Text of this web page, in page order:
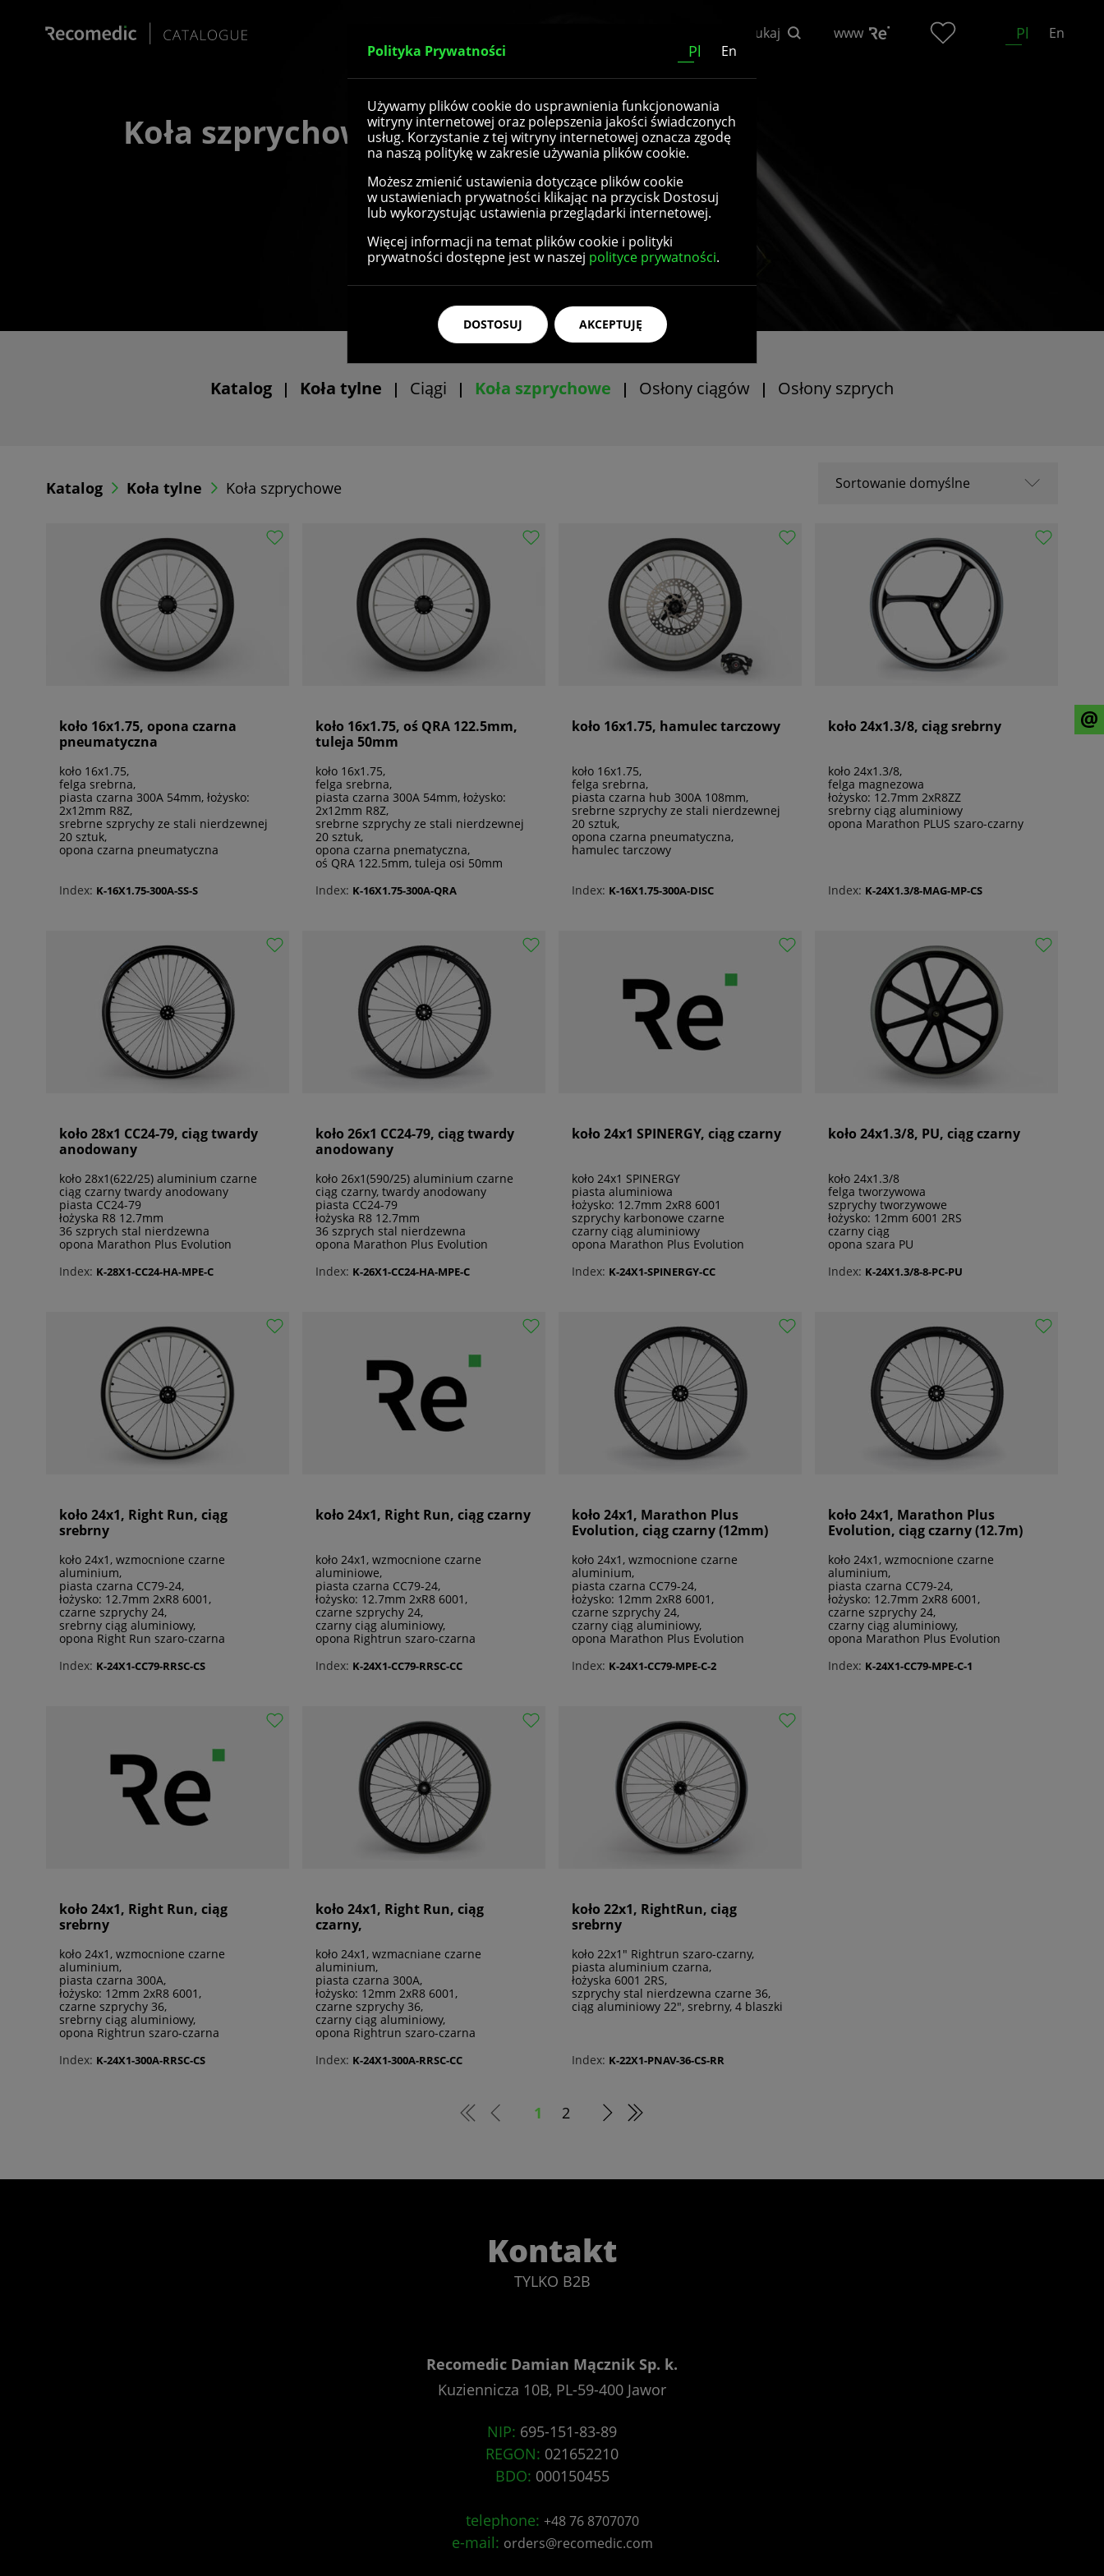
Szukaj www Pl En
Koła szprychowe
Katalog | Koła tylne | Ciągi | Koła szprychowe | Osłony ciągów | Osłony szprych
Katalog Koła tylne Koła szprychowe Sortowanie domyślne
Nazwa A-Z
Nazwa Z-A
Od popularnych
Od najnowszych
Od najstarszych
koło 16x1.75, opona czarna
pneumatyczna
koło 16x1.75,
felga srebrna,
piasta czarna 300A 54mm, łożysko:
2x12mm R8Z,
srebrne szprychy ze stali nierdzewnej
20 sztuk,
opona czarna pneumatyczna
Index: K-16X1.75-300A-SS-S
koło 16x1.75, oś QRA 122.5mm,
tuleja 50mm
koło 16x1.75,
felga srebrna,
piasta czarna 300A 54mm, łożysko:
2x12mm R8Z,
srebrne szprychy ze stali nierdzewnej
20 sztuk,
opona czarna pnematyczna,
oś QRA 122.5mm, tuleja osi 50mm
Index: K-16X1.75-300A-QRA
koło 16x1.75, hamulec tarczowy
koło 16x1.75,
felga srebrna,
piasta czarna hub 300A 108mm,
srebrne szprychy ze stali nierdzewnej
20 sztuk,
opona czarna pneumatyczna,
hamulec tarczowy
Index: K-16X1.75-300A-DISC
koło 24x1.3/8, ciąg srebrny
koło 24x1.3/8,
felga magnezowa
łożysko: 12.7mm 2xR8ZZ
srebrny ciąg aluminiowy
opona Marathon PLUS szaro-czarny
Index: K-24X1.3/8-MAG-MP-CS
koło 28x1 CC24-79, ciąg twardy
anodowany
koło 28x1(622/25) aluminium czarne
ciąg czarny twardy anodowany
piasta CC24-79
łożyska R8 12.7mm
36 szprych stal nierdzewna
opona Marathon Plus Evolution
Index: K-28X1-CC24-HA-MPE-C
koło 26x1 CC24-79, ciąg twardy
anodowany
koło 26x1(590/25) aluminium czarne
ciąg czarny, twardy anodowany
piasta CC24-79
łożyska R8 12.7mm
36 szprych stal nierdzewna
opona Marathon Plus Evolution
Index: K-26X1-CC24-HA-MPE-C
koło 24x1 SPINERGY, ciąg czarny
koło 24x1 SPINERGY
piasta aluminiowa
łożysko: 12.7mm 2xR8 6001
szprychy karbonowe czarne
czarny ciąg aluminiowy
opona Marathon Plus Evolution
Index: K-24X1-SPINERGY-CC
koło 24x1.3/8, PU, ciąg czarny
koło 24x1.3/8
felga tworzywowa
szprychy tworzywowe
łożysko: 12mm 6001 2RS
czarny ciąg
opona szara PU
Index: K-24X1.3/8-8-PC-PU
koło 24x1, Right Run, ciąg
srebrny
koło 24x1, wzmocnione czarne
aluminium,
piasta czarna CC79-24,
łożysko: 12.7mm 2xR8 6001,
czarne szprychy 24,
srebrny ciąg aluminiowy,
opona Right Run szaro-czarna
Index: K-24X1-CC79-RRSC-CS
koło 24x1, Right Run, ciąg czarny
koło 24x1, wzmocnione czarne
aluminiowe,
piasta czarna CC79-24,
łożysko: 12.7mm 2xR8 6001,
czarne szprychy 24,
czarny ciąg aluminiowy,
opona Rightrun szaro-czarna
Index: K-24X1-CC79-RRSC-CC
koło 24x1, Marathon Plus
Evolution, ciąg czarny (12mm)
koło 24x1, wzmocnione czarne
aluminium,
piasta czarna CC79-24,
łożysko: 12mm 2xR8 6001,
czarne szprychy 24,
czarny ciąg aluminiowy,
opona Marathon Plus Evolution
Index: K-24X1-CC79-MPE-C-2
koło 24x1, Marathon Plus
Evolution, ciąg czarny (12.7m)
koło 24x1, wzmocnione czarne
aluminium,
piasta czarna CC79-24,
łożysko: 12.7mm 2xR8 6001,
czarne szprychy 24,
czarny ciąg aluminiowy,
opona Marathon Plus Evolution
Index: K-24X1-CC79-MPE-C-1
koło 24x1, Right Run, ciąg
srebrny
koło 24x1, wzmocnione czarne
aluminium,
piasta czarna 300A,
łożysko: 12mm 2xR8 6001,
czarne szprychy 36,
srebrny ciąg aluminiowy,
opona Rightrun szaro-czarna
Index: K-24X1-300A-RRSC-CS
koło 24x1, Right Run, ciąg
czarny,
koło 24x1, wzmacniane czarne
aluminium,
piasta czarna 300A,
łożysko: 12mm 2xR8 6001,
czarne szprychy 36,
czarny ciąg aluminiowy,
opona Rightrun szaro-czarna
Index: K-24X1-300A-RRSC-CC
koło 22x1, RightRun, ciąg
srebrny
koło 22x1" Rightrun szaro-czarny,
piasta aluminium czarna,
łożyska 6001 2RS,
szprychy stal nierdzewna czarne 36,
ciąg aluminiowy 22", srebrny, 4 blaszki
Index: K-22X1-PNAV-36-CS-RR
1 2
Kontakt
TYLKO B2B
Recomedic Damian Mącznik Sp. k.
Kuziennicza 10B, PL-59-400 Jawor
NIP: 695-151-83-89
REGON: 021652210
BDO: 000150455
telephone: +48 76 8707070
e-mail: orders@recomedic.com
Polityka Prywatności Pl En
Używamy plików cookie do usprawnienia funkcjonowania
witryny internetowej oraz polepszenia jakości świadczonych
usług. Korzystanie z tej witryny internetowej oznacza zgodę
na naszą politykę w zakresie używania plików cookie.
Możesz zmienić ustawienia dotyczące plików cookie
w ustawieniach prywatności klikając na przycisk Dostosuj
lub wykorzystując ustawienia przeglądarki internetowej.
Więcej informacji na temat plików cookie i polityki
prywatności dostępne jest w naszej polityce prywatności.
DOSTOSUJ AKCEPTUJĘ